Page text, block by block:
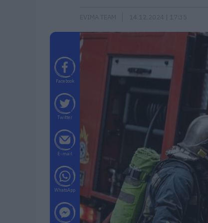
Facebook
Twitter
E-mail
WhatsApp